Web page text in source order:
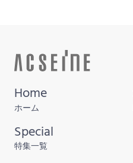
Home
ホーム
Special
特集一覧